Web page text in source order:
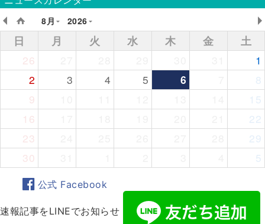
8月
2026
日 月 火 水 木 金
土
26
1
2
3 4 5 6
8
9
15
16
22
23
29
30
5
公式 Facebook
速報記事をLINEでお知らせ